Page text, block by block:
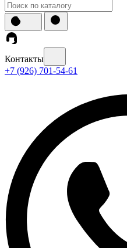
Контакты
+7 (926) 701-54-61